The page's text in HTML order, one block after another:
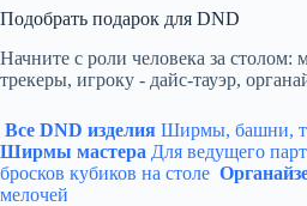
Подобрать подарок для DND
Начните с роли человека за
трекеры, игроку - дайс-тауэр,
Все DND изделия Ширмы, башни,
Ширмы мастера Для ведущего
бросков кубиков на столе
мелочей